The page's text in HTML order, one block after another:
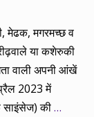
मेढक, मगरमच्छ व
या कशेरुकी
वाली अपनी आंखें
2023 में
साइंसेज) की…